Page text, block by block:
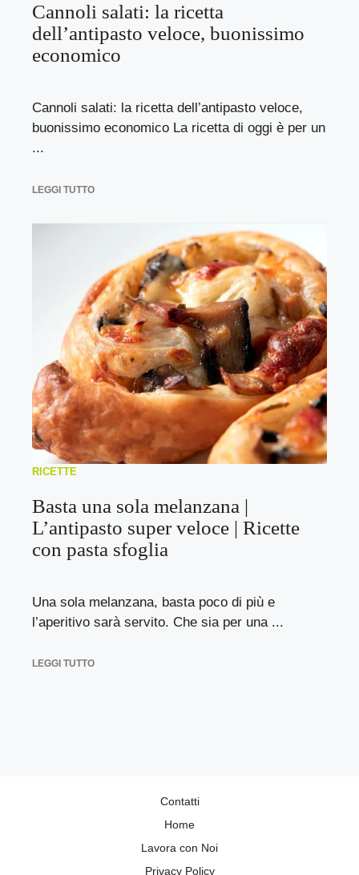
Cannoli salati: la ricetta
dell’antipasto veloce, buonissimo
economico
Cannoli salati: la ricetta dell’antipasto veloce,
buonissimo economico La ricetta di oggi è per un
...
LEGGI TUTTO
RICETTE
Basta una sola melanzana |
L’antipasto super veloce | Ricette
con pasta sfoglia
Una sola melanzana, basta poco di più e
l’aperitivo sarà servito. Che sia per una ...
LEGGI TUTTO
Contatti
Home
Lavora con Noi
Privacy Policy